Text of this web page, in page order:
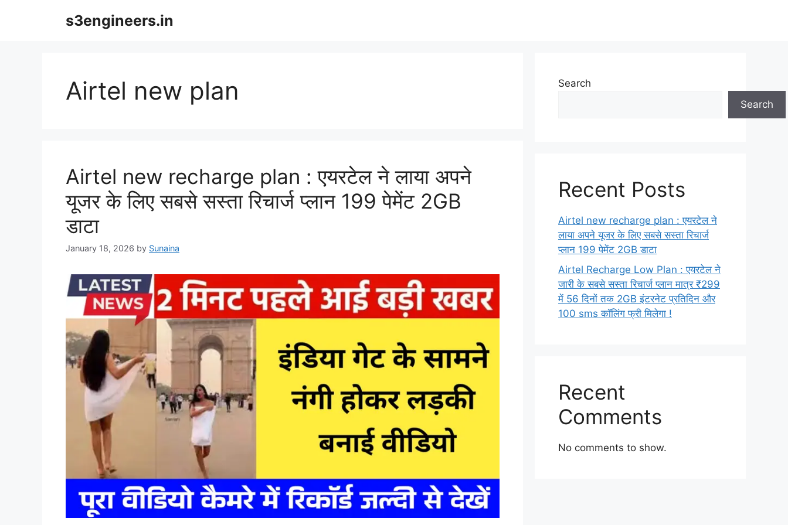
s3engineers.in
Airtel new plan
Airtel new recharge plan : एयरटेल ने लाया अपने
यूजर के लिए सबसे सस्ता रिचार्ज प्लान 199 पेमेंट 2GB
डाटा
January 18, 2026 by Sunaina
Search
Search
Recent Posts
Airtel new recharge plan : एयरटेल ने
लाया अपने यूजर के लिए सबसे सस्ता रिचार्ज
प्लान 199 पेमेंट 2GB डाटा
Airtel Recharge Low Plan : एयरटेल ने
जारी के सबसे सस्ता रिचार्ज प्लान मात्र ₹299
में 56 दिनों तक 2GB इंटरनेट प्रतिदिन और
100 sms कॉलिंग फ्री मिलेगा !
Recent
Comments
No comments to show.